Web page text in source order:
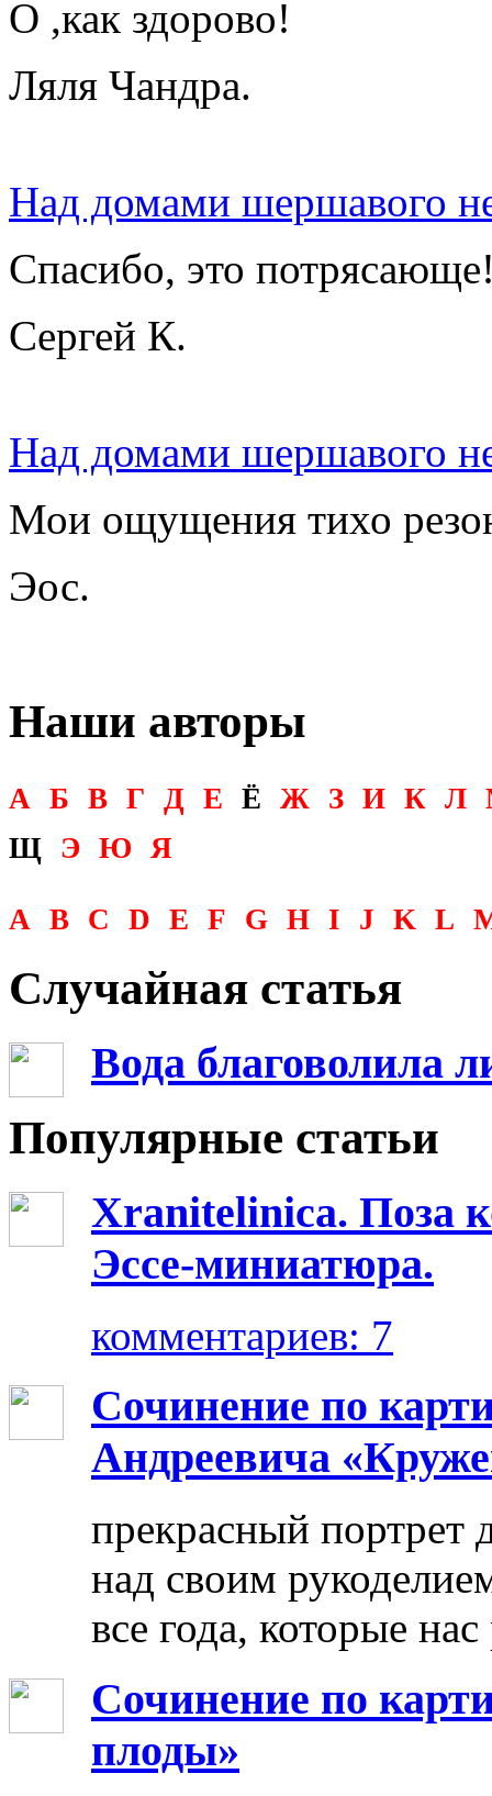
О ,как здорово!
Ляля Чандра.
Над домами шершавого
Спасибо, это
Сергей К.
Над домами шершавого
Мои ощущения тихо
Эос.
Наши авторы
А Б В Г Д Е Ё Ж З И К Л
Щ Э Ю Я
A B C D E F G H I J K L
Случайная статья
Вода благоволила
Популярные статьи
Xranitelinica. Поза
Эссе-миниатюра.
комментариев: 7
Сочинение по
Андреевича
прекрасный портрет
над своим
все года, которые
Сочинение по
плоды»